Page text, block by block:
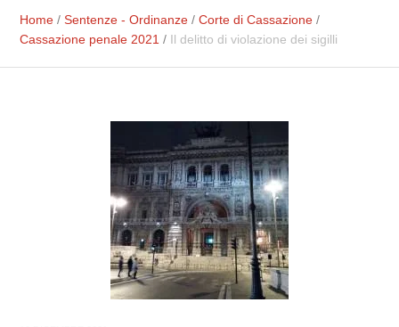
Home /Sentenze - Ordinanze /Corte di Cassazione /
Cassazione penale 2021 / Il delitto di violazione dei sigilli